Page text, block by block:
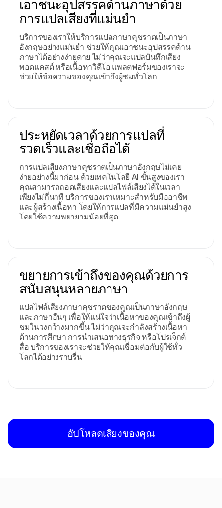
เอาชนะอุปสรรคด้านภาษาด้วย
การแปลเสียงที่แม่นยำ
บริการของเราให้บริการแปลภาษาคุชราตเป็นภาษา
อังกฤษอย่างแม่นยำ ช่วยให้คุณเอาชนะอุปสรรคด้าน
ภาษาได้อย่างง่ายดาย ไม่ว่าคุณจะแปลบันทึกเสียง
พอดแคสต์ หรือเนื้อหาวิดีโอ แพลตฟอร์มของเราจะ
ช่วยให้ข้อความของคุณเข้าถึงผู้ชมทั่วโลก
ประหยัดเวลาด้วยการแปลที่
รวดเร็วและเชื่อถือได้
การแปลเสียงภาษาคุชราตเป็นภาษาอังกฤษไม่เคย
ง่ายอย่างนี้มาก่อน ด้วยเทคโนโลยี AI ขั้นสูงของเรา
คุณสามารถถอดเสียงและแปลไฟล์เสียงได้ในเวลา
เพียงไม่กี่นาที บริการของเราเหมาะสำหรับมืออาชีพ
และผู้สร้างเนื้อหา โดยให้การแปลที่มีความแม่นยำสูง
โดยใช้ความพยายามน้อยที่สุด
ขยายการเข้าถึงของคุณด้วยการ
สนับสนุนหลายภาษา
แปลไฟล์เสียงภาษาคุชราตของคุณเป็นภาษาอังกฤษ
และภาษาอื่นๆ เพื่อให้แน่ใจว่าเนื้อหาของคุณเข้าถึงผู้
ชมในวงกว้างมากขึ้น ไม่ว่าคุณจะกำลังสร้างเนื้อหา
ด้านการศึกษา การนำเสนอทางธุรกิจ หรือโปรเจ็กต์
สื่อ บริการของเราจะช่วยให้คุณเชื่อมต่อกับผู้ใช้ทั่ว
โลกได้อย่างราบรื่น
อัปโหลดเสียงของคุณ